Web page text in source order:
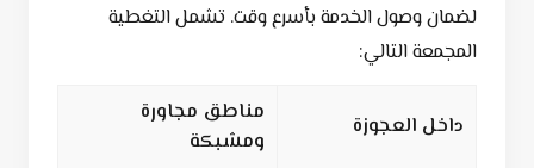
لضمان وصول الخدمة بأسرع وقت. تشمل التغطية
المجمعة التالي:
داخل العجوزة
مناطق مجاورة
ومشبكة